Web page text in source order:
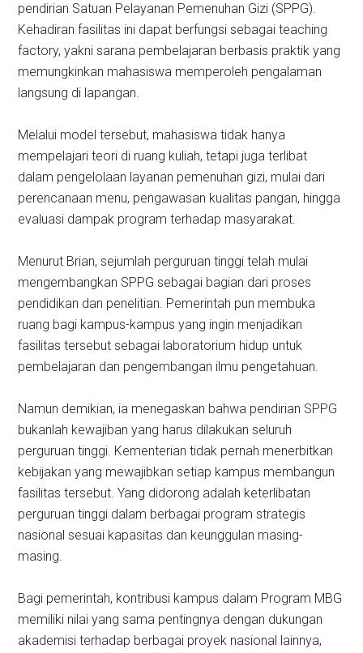
pendirian Satuan Pelayanan Pemenuhan Gizi (SPPG).
Kehadiran fasilitas ini dapat berfungsi sebagai teaching
factory, yakni sarana pembelajaran berbasis praktik yang
memungkinkan mahasiswa memperoleh pengalaman
langsung di lapangan.
Melalui model tersebut, mahasiswa tidak hanya
mempelajari teori di ruang kuliah, tetapi juga terlibat
dalam pengelolaan layanan pemenuhan gizi, mulai dari
perencanaan menu, pengawasan kualitas pangan, hingga
evaluasi dampak program terhadap masyarakat.
Menurut Brian, sejumlah perguruan tinggi telah mulai
mengembangkan SPPG sebagai bagian dari proses
pendidikan dan penelitian. Pemerintah pun membuka
ruang bagi kampus-kampus yang ingin menjadikan
fasilitas tersebut sebagai laboratorium hidup untuk
pembelajaran dan pengembangan ilmu pengetahuan.
Namun demikian, ia menegaskan bahwa pendirian SPPG
bukanlah kewajiban yang harus dilakukan seluruh
perguruan tinggi. Kementerian tidak pernah menerbitkan
kebijakan yang mewajibkan setiap kampus membangun
fasilitas tersebut. Yang didorong adalah keterlibatan
perguruan tinggi dalam berbagai program strategis
nasional sesuai kapasitas dan keunggulan masing-
masing.
Bagi pemerintah, kontribusi kampus dalam Program MBG
memiliki nilai yang sama pentingnya dengan dukungan
akademisi terhadap berbagai proyek nasional lainnya,